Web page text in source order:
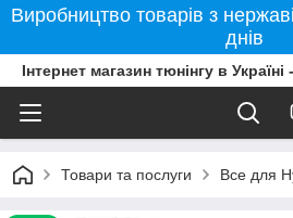
Виробництво товарів з
днів
Інтернет магазин тюнінгу в
Товари та послуги Все для